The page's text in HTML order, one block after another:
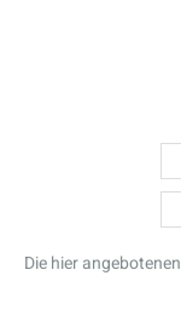
Die hier